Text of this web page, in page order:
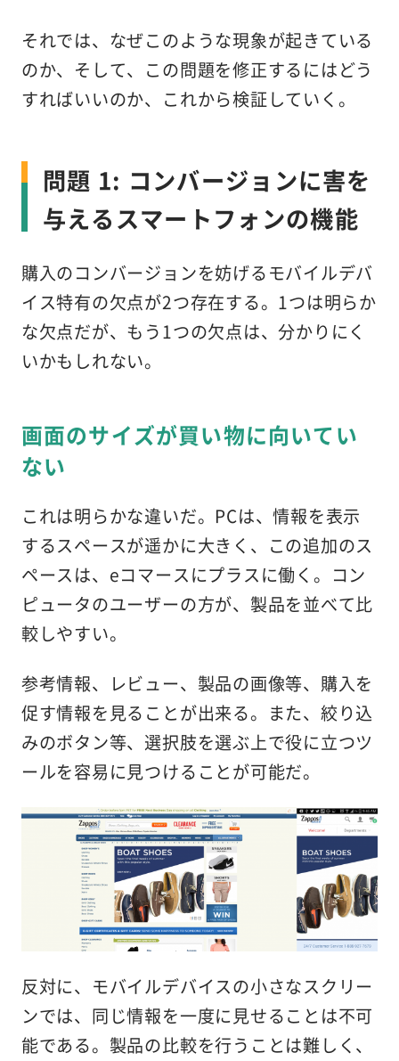
それでは、なぜこのような現象が起きている
のか、そして、この問題を修正するにはどう
すればいいのか、これから検証していく。
問題 1: コンバージョンに害を
与えるスマートフォンの機能
購入のコンバージョンを妨げるモバイルデバ
イス特有の欠点が2つ存在する。1つは明らか
な欠点だが、もう1つの欠点は、分かりにく
いかもしれない。
画面のサイズが買い物に向いてい
ない
これは明らかな違いだ。PCは、情報を表示
するスペースが遥かに大きく、この追加のス
ペースは、eコマースにプラスに働く。コン
ピュータのユーザーの方が、製品を並べて比
較しやすい。
参考情報、レビュー、製品の画像等、購入を
促す情報を見ることが出来る。また、絞り込
みのボタン等、選択肢を選ぶ上で役に立つツ
ールを容易に見つけることが可能だ。
反対に、モバイルデバイスの小さなスクリー
ンでは、同じ情報を一度に見せることは不可
能である。製品の比較を行うことは難しく、